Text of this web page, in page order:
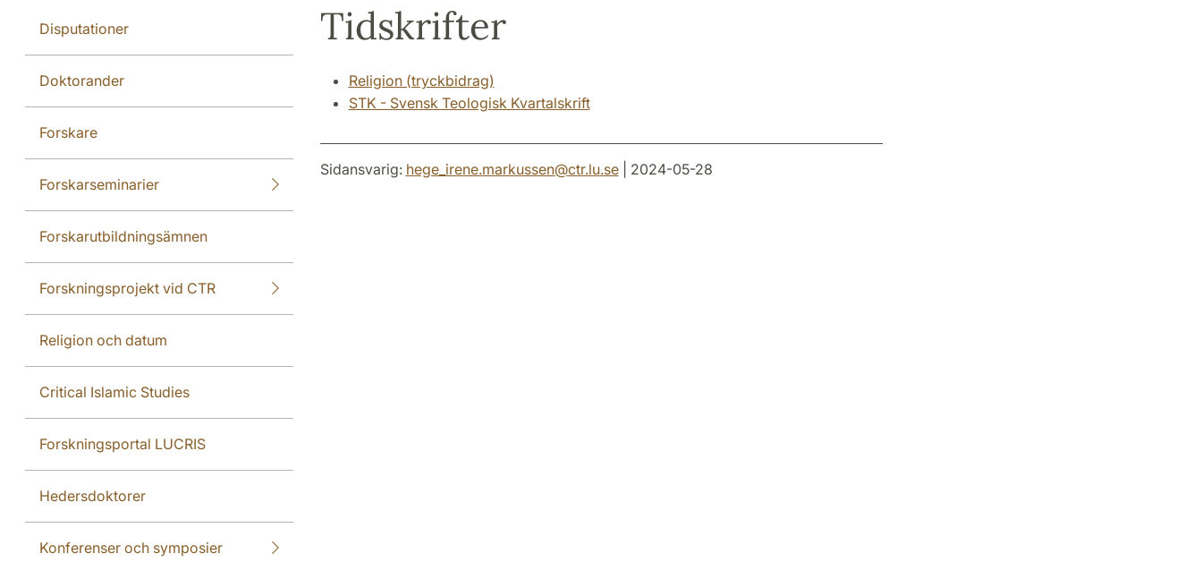
Disputationer
Doktorander
Forskare
Forskarseminarier
Forskarutbildningsämnen
Forskningsprojekt vid CTR
Religion och datum
Critical Islamic Studies
Forskningsportal LUCRIS
Hedersdoktorer
Konferenser och symposier
Tidskrifter
Religion (tryckbidrag)
STK - Svensk Teologisk Kvartalskrift
Sidansvarig: hege_irene.markussen@ctr.lu.se| 2024-05-28